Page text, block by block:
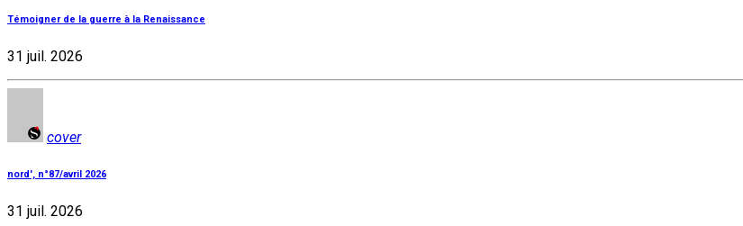
Témoigner de la guerre à la Renaissance
31 juil. 2026
cover
nord', n°87/avril 2026
31 juil. 2026